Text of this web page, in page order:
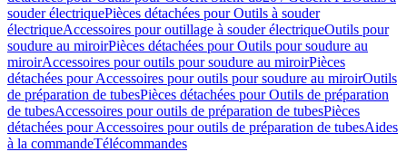
souder électriquePièces détachées pour Outils à souder
électriqueAccessoires pour outillage à souder électriqueOutils pour
soudure au miroirPièces détachées pour Outils pour soudure au
miroirAccessoires pour outils pour soudure au miroirPièces
détachées pour Accessoires pour outils pour soudure au miroirOutils
de préparation de tubesPièces détachées pour Outils de préparation
de tubesAccessoires pour outils de préparation de tubesPièces
détachées pour Accessoires pour outils de préparation de tubesAides
à la commandeTélécommandes